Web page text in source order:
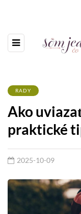
RADY
Ako
praktické
2025-10-09